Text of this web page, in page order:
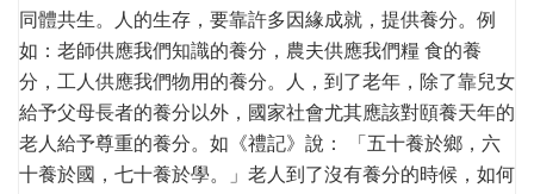
同體共生。人的生存，要靠許多因緣成就，提供養分。例
如：老師供應我們知識的養分，農夫供應我們糧 食的養
分，工人供應我們物用的養分。人，到了老年，除了靠兒女
給予父母長者的養分以外，國家社會尤其應該對頤養天年的
老人給予尊重的養分。如《禮記》說： 「五十養於鄉，六
十養於國，七十養於學。」老人到了沒有養分的時候，如何